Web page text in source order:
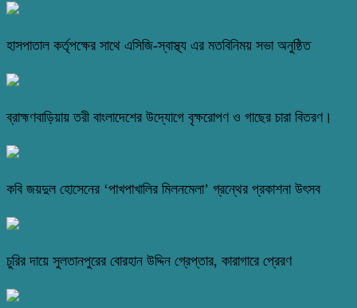
হাসপাতাল কর্তৃপক্ষের সাথে এসিজি-স্বাস্থ্য এর মতবিনিময় সভা অনুষ্ঠিত
ব্রাহ্মণবাড়িয়ায় তরী বাংলাদেশের উদ্যোগে বৃক্ষরোপণ ও গাছের চারা বিতরণ।
কবি জয়দুল হোসেনের ‘পাখপাখালির মিলনমেলা’ গ্রন্থের প্রকাশনা উৎসব
চুরির দায়ে সুলতানপুরের বোরহান উদ্দিন গ্রেপ্তার, কারাগারে প্রেরণ